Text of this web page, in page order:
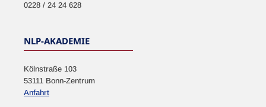
0228 / 24 24 628
NLP-AKADEMIE
Kölnstraße 103
53111 Bonn-Zentrum
Anfahrt